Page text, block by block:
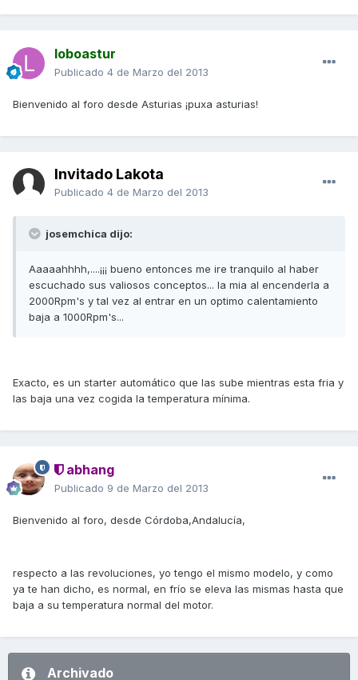
loboastur
Publicado 4 de Marzo del 2013
Bienvenido al foro desde Asturias ¡puxa asturias!
Invitado Lakota
Publicado 4 de Marzo del 2013
josemchica dijo:
Aaaaahhhh,....¡¡¡ bueno entonces me ire tranquilo al haber
escuchado sus valiosos conceptos... la mia al encenderla a
2000Rpm's y tal vez al entrar en un optimo calentamiento
baja a 1000Rpm's...
Exacto, es un starter automático que las sube mientras esta fria y
las baja una vez cogida la temperatura mínima.
abhang
Publicado 9 de Marzo del 2013
Bienvenido al foro, desde Córdoba,Andalucía,
respecto a las revoluciones, yo tengo el mismo modelo, y como
ya te han dicho, es normal, en frío se eleva las mismas hasta que
baja a su temperatura normal del motor.
Archivado